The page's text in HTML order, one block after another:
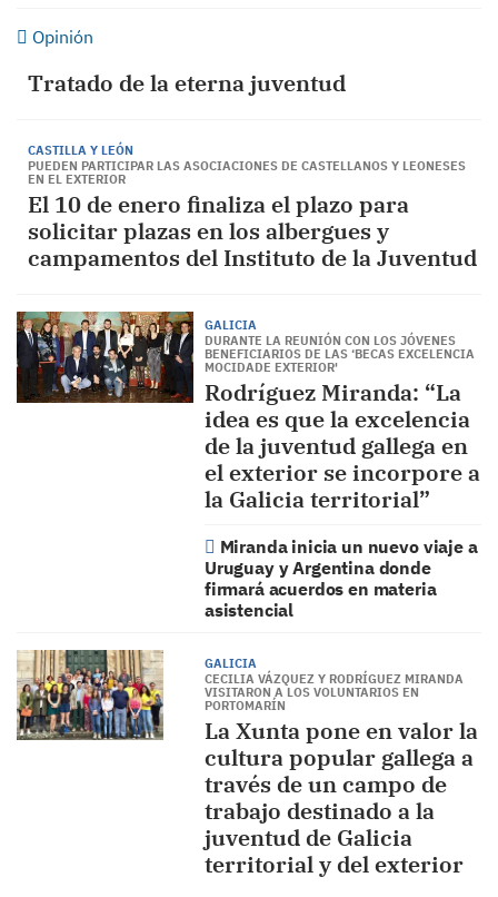
Opinión
Tratado de la eterna juventud
CASTILLA Y LEÓN
PUEDEN PARTICIPAR LAS ASOCIACIONES DE CASTELLANOS Y LEONESES
EN EL EXTERIOR
El 10 de enero finaliza el plazo para
solicitar plazas en los albergues y
campamentos del Instituto de la Juventud
GALICIA
DURANTE LA REUNIÓN CON LOS JÓVENES
BENEFICIARIOS DE LAS ‘BECAS EXCELENCIA
MOCIDADE EXTERIOR'
Rodríguez Miranda: “La
idea es que la excelencia
de la juventud gallega en
el exterior se incorpore a
la Galicia territorial”
Miranda inicia un nuevo viaje a
Uruguay y Argentina donde
firmará acuerdos en materia
asistencial
GALICIA
CECILIA VÁZQUEZ Y RODRÍGUEZ MIRANDA
VISITARON A LOS VOLUNTARIOS EN
PORTOMARÍN
La Xunta pone en valor la
cultura popular gallega a
través de un campo de
trabajo destinado a la
juventud de Galicia
territorial y del exterior